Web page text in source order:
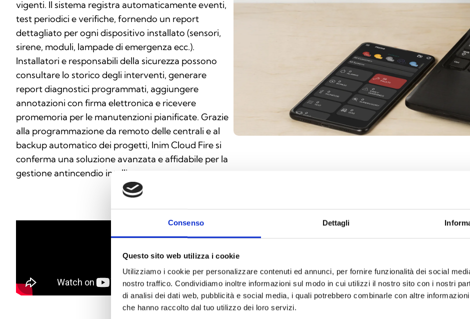
Consenso Dettagli
Questo sito web utilizza i cookie
Utilizziamo i cookie per personalizzare contenuti ed annunci, per fornire funzionalità dei social
nostro traffico. Condividiamo inoltre informazioni sul modo in cui utilizzi il nostro sito con i nostri
di analisi dei dati web, pubblicità e social media, i quali potrebbero combinarle con altre
che hanno raccolto dal tuo utilizzo dei loro servizi.
vigenti. Il sistema registra automaticamente eventi,
test periodici e verifiche, fornendo un report
dettagliato per ogni dispositivo installato (sensori,
sirene, moduli, lampade di emergenza ecc.).
Installatori e responsabili della sicurezza possono
consultare lo storico degli interventi, generare
report diagnostici programmati, aggiungere
annotazioni con firma elettronica e ricevere
promemoria per le manutenzioni pianificate. Grazie
alla programmazione da remoto delle centrali e al
backup automatico dei progetti, Inim Cloud Fire si
conferma una soluzione avanzata e affidabile per la
gestione antincendio intelligente.